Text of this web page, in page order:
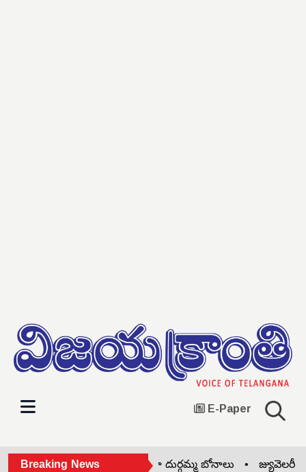
E-Paper
Breaking News
దోమకొండలో అంగరంగ వైభవంగా దుర్గమ్మ బోనాలు • జ్యువెలరీ